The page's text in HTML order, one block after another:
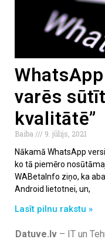
varēs
kvalitātē”
Baiba
9. jūlijs, 2021
Nākamā WhatsApp
ko tā piemēro
WABetaInfo ziņo, ka
Android lietotnei, un,
Lasīt pilnu rakstu »
Datuve.lv– IT un